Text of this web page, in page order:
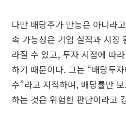
다만 배당주가 만능은 아니라
속 가능성은 기업 실적과 시장
라질 수 있고, 투자 시점에 따
하기 때문이다. 그는 “배당투
수”라고 지적하며, 배당률만
하는 것은 위험한 판단이라고